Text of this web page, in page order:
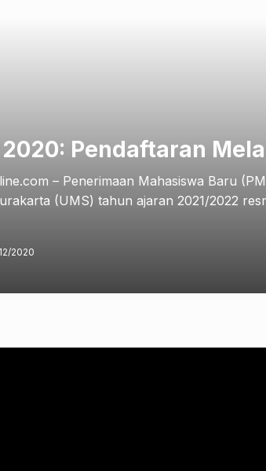
2020: Pendaftaran
– Penerimaan Mahasiswa Baru
(UMS) tahun ajaran 2021/2022
2020